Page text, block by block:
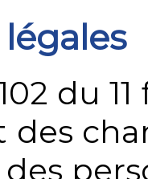
du
des